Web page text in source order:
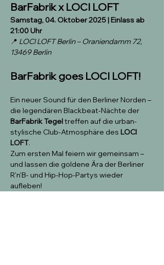
BarFabrik x LOCI LOFT
Samstag, 04. Oktober 2025 | Einlass ab
21:00 Uhr
📍 LOCI LOFT Berlin – Oraniendamm 72,
13469 Berlin
BarFabrik goes LOCI LOFT!
Ein neuer Sound für den Berliner Norden –
die legendären Blackbeat-Nächte der
BarFabrik Tegel treffen auf die urban-
stylische Club-Atmosphäre des LOCI
LOFT.
Zum ersten Mal feiern wir gemeinsam –
und lassen die goldene Ära der Berliner
R'n'B- und Hip-Hop-Partys wieder
aufleben!